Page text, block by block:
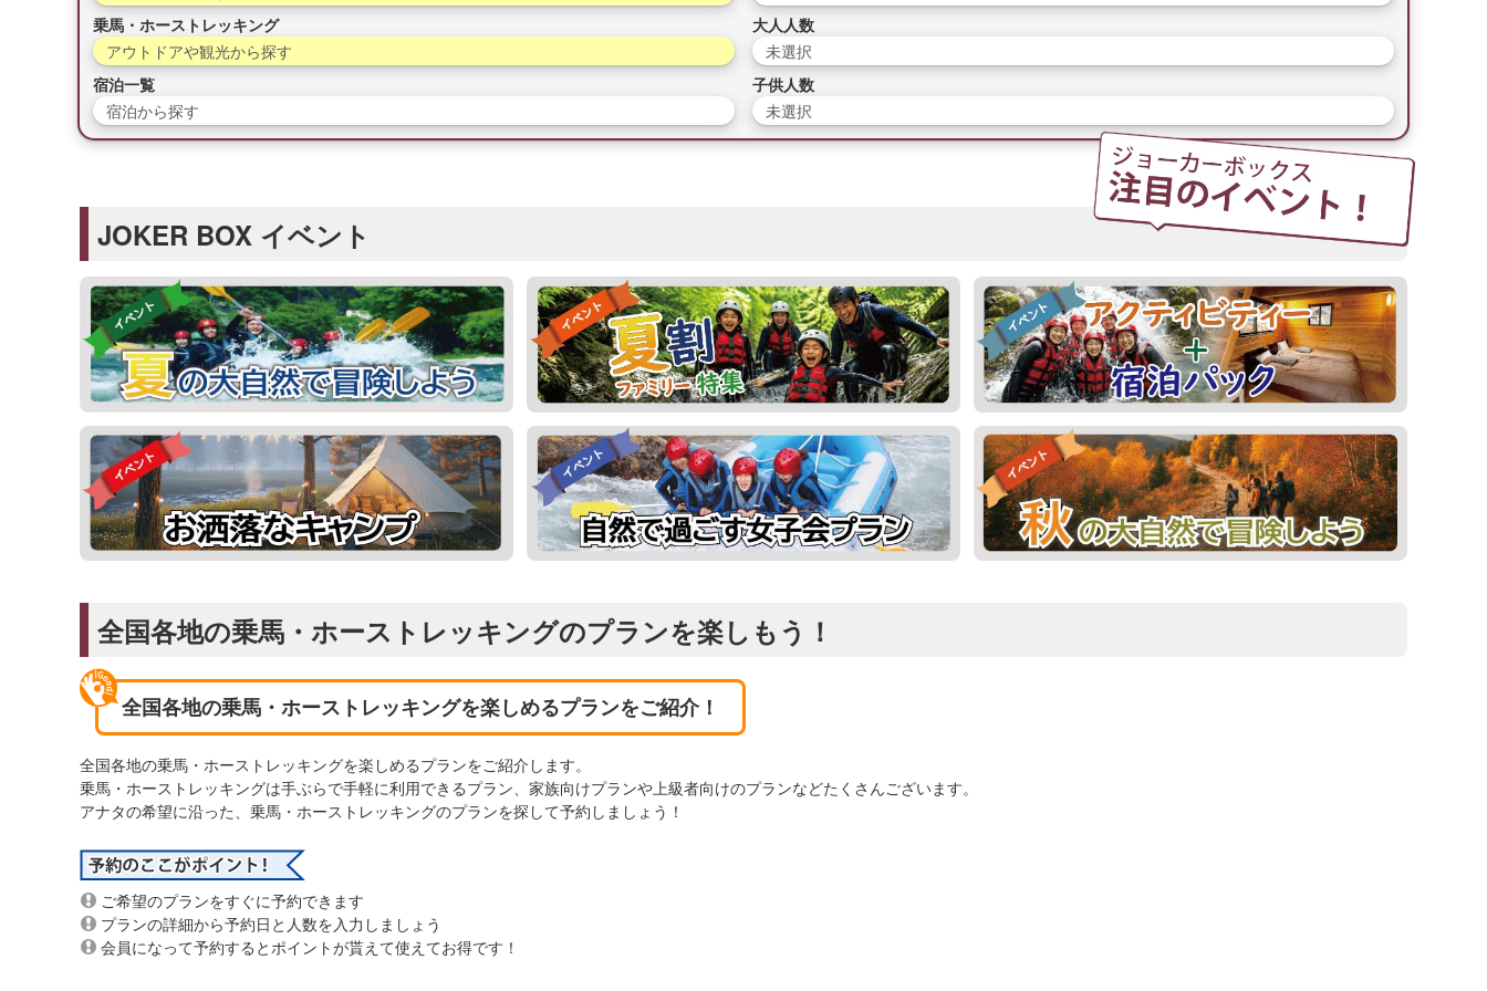
乗馬・ホーストレッキング
アウトドアや観光から探す
宿泊一覧
宿泊から探す
大人人数
未選択
子供人数
未選択
JOKER BOX イベント
全国各地の乗馬・ホーストレッキングのプランを楽しもう！
全国各地の乗馬・ホーストレッキングを楽しめるプランをご紹介！
全国各地の乗馬・ホーストレッキングを楽しめるプランをご紹介します。
乗馬・ホーストレッキングは手ぶらで手軽に利用できるプラン、家族向けプランや上級者向けのプランなどたくさんございます。
アナタの希望に沿った、乗馬・ホーストレッキングのプランを探して予約しましょう！
ご希望のプランをすぐに予約できます
プランの詳細から予約日と人数を入力しましょう
会員になって予約するとポイントが貰えて使えてお得です！